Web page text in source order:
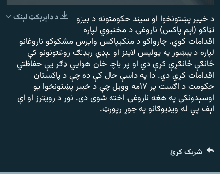
Gandhara
موږ وڅارئ
د ازادې اروپا راډیو ټولې ووبپاڼې
Auto
240p
360p
480p
720p
1080p
360p
480p
720p
1080p
د ډاېرېکټ لېنک
د خیبر پښتونخوا او سیند حکومتونه د بیزو
تڼاکو (اېم پاکس) ناروغۍ د مخنیوي لپاره
اقدامات کوي. چارواکو د منکيپاکس وایرس مشکوکو ناروغانو
لپاره د پېښور په پولیس لاینز او لېډي رېډنګ روغتونونو کې
څانګې ځانګړې کړې دي او پر باچا خان هوايي ډګر یې حفاظتي
اقدامات کړي دي. دا په داسې حال کې ده چې د پاکستان
حکومت د اګست پر ۱۷مه وویل چې د خیبر پښتونخوا یو
اوسېدونکي په هغه ناروغۍ اخته شوی دی. نور د رویټرز او اې
اېف پي له ویډیوګانو په جوړ رپورټ.
شریک کړئ